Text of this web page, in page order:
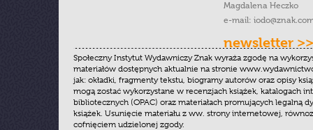
Magdalena Heczko
e-mail:
newsletter >>
Społeczny Instytut Wydawniczy Znak wyraża zgodę na
materiałów dostępnych aktualnie na stronie
jak: okładki, fragmenty tekstu, biogramy autorów oraz opisy
mogą zostać wykorzystane w recenzjach książek, katalogach
bibliotecznych (OPAC) oraz materiałach promujących legalną
książek. Usunięcie materiału z ww. strony internetowej,
cofnięciem udzielonej zgody.